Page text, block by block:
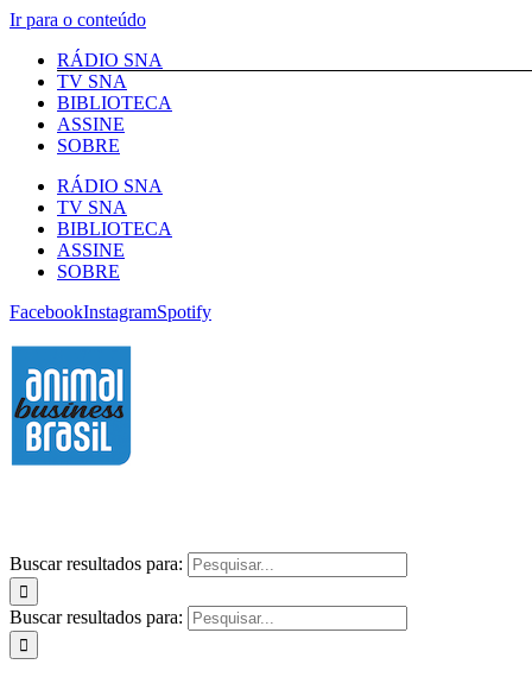
Ir para o conteúdo
RÁDIO SNA
TV SNA
BIBLIOTECA
ASSINE
SOBRE
RÁDIO SNA
TV SNA
BIBLIOTECA
ASSINE
SOBRE
FacebookInstagramSpotify
Buscar resultados para:
Buscar resultados para: